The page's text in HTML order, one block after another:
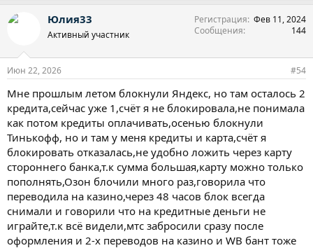
Юлия33
Активный участник
Регистрация Фев 11, 2024
Сообщения
144
Июн 22, 2026 #54
Мне прошлым летом блокнули Яндекс, но там осталось 2
кредита,сейчас уже 1,счёт я не блокировала,не понимала
как потом кредиты оплачивать,осенью блокнули
Тинькофф, но и там у меня кредиты и карта,счёт я
блокировать отказалась,не удобно ложить через карту
стороннего банка,т.к сумма большая,карту можно только
пополнять,Озон блочили много раз,говорила что
переводила на казино,через 48 часов блок всегда
снимали и говорили что на кредитные деньги не
играйте,т.к всё видели,мтс забросили сразу после
оформления и 2-х переводов на казино и WB бант тоже